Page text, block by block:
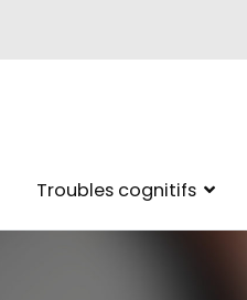
Troubles cognitifs